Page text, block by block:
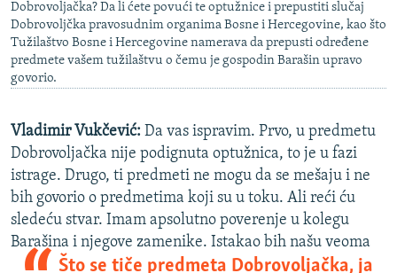
Dobrovoljačka? Da li ćete povući te optužnice i prepustiti slučaj
Dobrovoljčka pravosudnim organima Bosne i Hercegovine, kao što
Tužilaštvo Bosne i Hercegovine namerava da prepusti određene
predmete vašem tužilaštvu o čemu je gospodin Barašin upravo
govorio.
Vladimir Vukčević: Da vas ispravim. Prvo, u predmetu
Dobrovoljačka nije podignuta optužnica, to je u fazi
istrage. Drugo, ti predmeti ne mogu da se mešaju i ne
bih govorio o predmetima koji su u toku. Ali reći ću
sledeću stvar. Imam apsolutno poverenje u kolegu
Barašina i
Što se tiče predmeta Dobrovoljačka, ja
njegove zamenike. Istakao bih našu veoma